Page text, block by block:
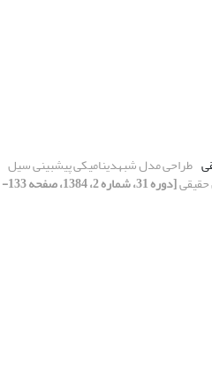
طراحی مدل شبه‏دینامیکی پیش‏بینی سیل
حقیقی [دوره 31، شماره 2، 1384، صفحه 133-